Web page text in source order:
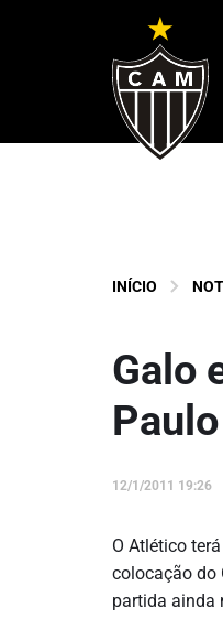
INÍCIO
Galo
Paulo
12/1/2011 19:26
O Atlético
colocação do
partida ainda